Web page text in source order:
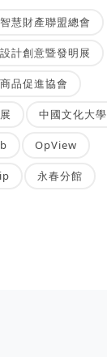
慧財產聯盟總會
計創意暨發明展
品促進協會
中國文化大學
OpView
永春分館